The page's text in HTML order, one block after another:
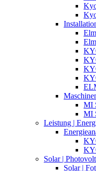
MI
MI
Leistung |
Solar |
Solar |